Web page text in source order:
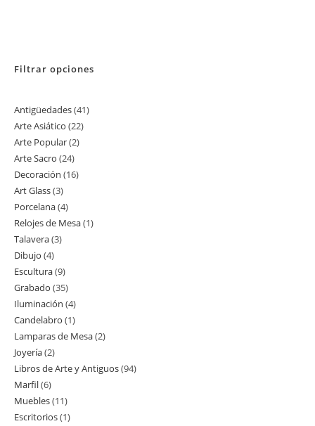
Filtrar opciones
Antigüedades 4141
Arte Asiático 2222
Arte Popular 22
Arte Sacro 2424
productos
Decoración 1616
Art Glass 33
productos
Porcelana 44
productos
Relojes de Mesa 11
Talavera 33
Dibujo 44
productos
Escultura 99
productos
Grabado 3535
productos
Iluminación 44
productos
Candelabro 11
producto
Lamparas de Mesa 22
Joyería 22
productos
Libros de Arte y Antiguos 9494
Marfil 66
productos
Muebles 1111
productos
Escritorios 11